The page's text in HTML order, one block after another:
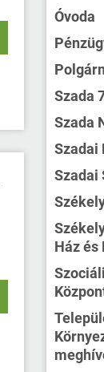
Óvoda
Szada
Szada
Szadai
Szadai
Ház és